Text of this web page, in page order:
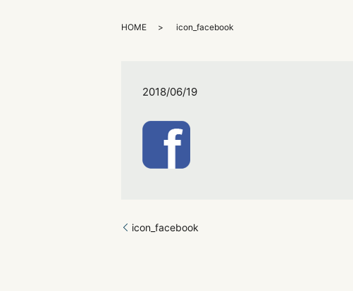
HOME icon_facebook
2018/06/19
icon_facebook